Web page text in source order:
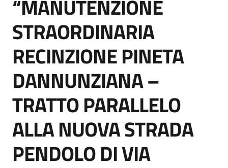
“MANUTENZIONE
STRAORDINARIA
RECINZIONE PINETA
DANNUNZIANA –
TRATTO PARALLELO
ALLA NUOVA STRADA
PENDOLO DI VIA